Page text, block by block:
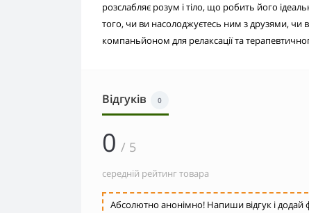
розслабляє розум і тіло, що робить його
того, чи ви насолоджуєтесь ним з друзями, чи
компаньйоном для релаксації та
Відгуків 0
0 / 5
середній рейтинг товара
Абсолютно анонімно! Напиши відгук і